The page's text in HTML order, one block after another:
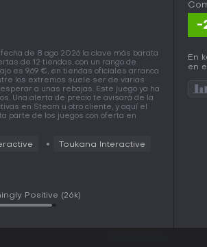
fecha de 8 ago 2026 la clave más barata
de 12 tiendas, con un rango de
es 9,69 €, en tiendas oficiales arranca
los extremos suele ser de varias
a unas rebajas. Este juego ya ha
Una alerta de precio te avisará de la
en Steam u otro cliente, y aquí el
parte de los juegos con oferta en
Toukana Interactive
Positive (26k)
-
En
en